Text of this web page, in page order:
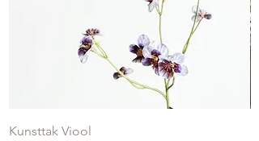
Kunsttak Viool